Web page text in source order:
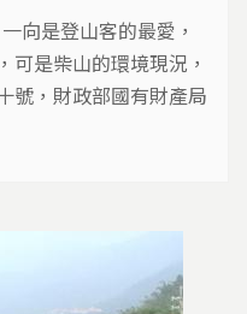
向是登山客的最愛，
可是柴山的環境現況，
號，財政部國有財產局
，柴山地層問題與土
的此時此刻，讓我們